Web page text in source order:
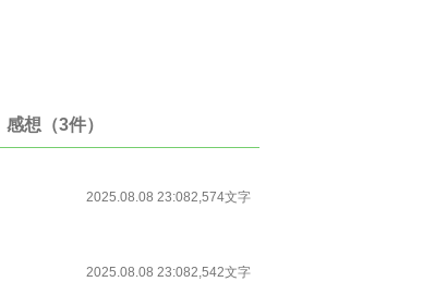
感想（3件）
2025.08.08 23:082,574文字
2025.08.08 23:082,542文字